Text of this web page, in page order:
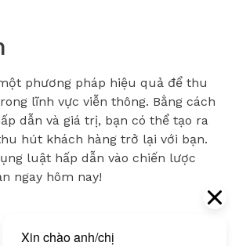
phương pháp hiệu quả để thu
lĩnh vực viễn thông. Bằng cách
dẫn và giá trị, bạn có thể tạo ra
hút khách hàng trở lại với bạn.
luật hấp dẫn vào chiến lược
ngay hôm nay!